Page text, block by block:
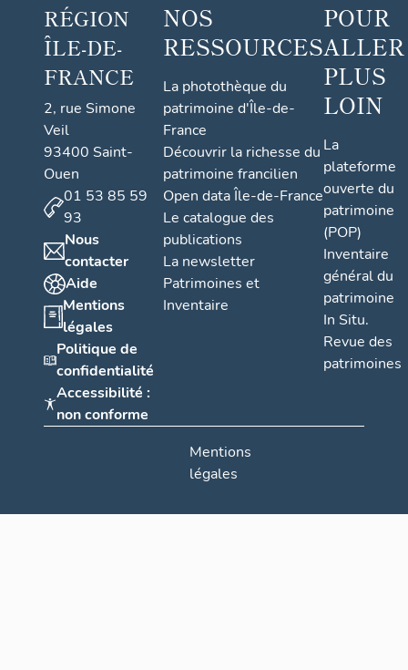
RÉGION
ÎLE-DE-
FRANCE
2, rue Simone
Veil
93400 Saint-
Ouen
01 53 85 59
93
Nous
contacter
Aide
Mentions
légales
Politique de
confidentialité
Accessibilité :
non conforme
NOS
RESSOURCES
La photothèque du
patrimoine d'Île-de-
France
Découvrir la richesse du
patrimoine francilien
Open data Île-de-France
Le catalogue des
publications
La newsletter
Patrimoines et
Inventaire
POUR
ALLER
PLUS
LOIN
La
plateforme
ouverte du
patrimoine
(POP)
Inventaire
général du
patrimoine
In Situ.
Revue des
patrimoines
Mentions
légales